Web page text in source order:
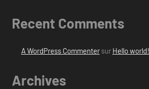
Recent Comments
A WordPress Commentersur Hello world!
Archives